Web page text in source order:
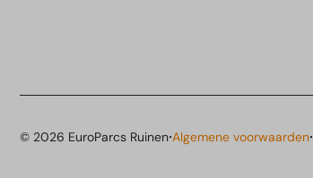
© 2026 EuroParcs Ruinen·Algemene voorwaarden·